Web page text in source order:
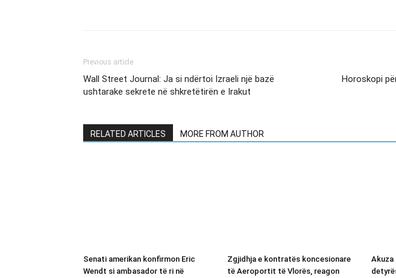
Previous article
Wall Street Journal: Ja si ndërtoi Izraeli një bazë
ushtarake sekrete në shkretëtirën e Irakut
Horoskopi
RELATED ARTICLES MORE FROM AUTHOR
Senati amerikan konfirmon Eric
Wendt si ambasador të ri në
Zgjidhja e kontratës koncesionare
të Aeroportit të Vlorës, reagon
Akuza